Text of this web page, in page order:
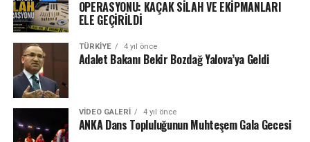
OPERASYONU: KAÇAK SİLAH VE EKİPMANLARI
ELE GEÇİRİLDİ
TÜRKIYE 4 yıl önce
Adalet Bakanı Bekir Bozdağ Yalova’ya Geldi
VIDEO GALERI 4 yıl önce
ANKA Dans Topluluğunun Muhteşem Gala Gecesi